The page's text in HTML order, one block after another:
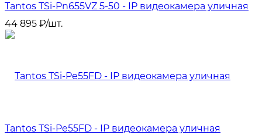
Tantos TSi-Pn655VZ 5-50 - IP видеокамера уличная
44 895 ₽/шт.
Tantos TSi-Pe55FD - IP видеокамера уличная